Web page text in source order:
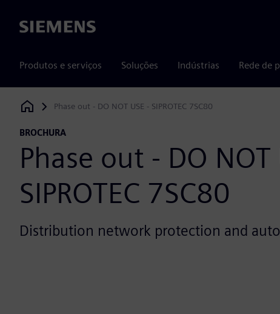
Siemens
Produtos e serviços Soluções Indústrias Rede de
Siemens Digital Industries Software
Phase out - DO NOT USE - SIPROTEC 7SC80
BROCHURA
Phase out - DO NOT
SIPROTEC 7SC80
Distribution network protection and